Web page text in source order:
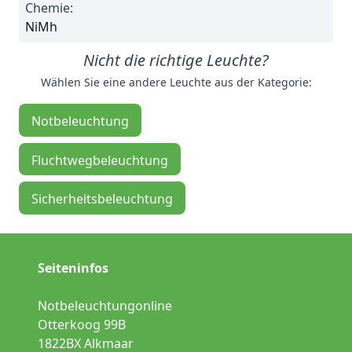
Chemie:
NiMh
Nicht die richtige Leuchte?
Wählen Sie eine andere Leuchte aus der Kategorie:
Notbeleuchtung
Fluchtwegbeleuchtung
Sicherheitsbeleuchtung
Seiteninfos
Notbeleuchtungonline
Otterkoog 99B
1822BX Alkmaar